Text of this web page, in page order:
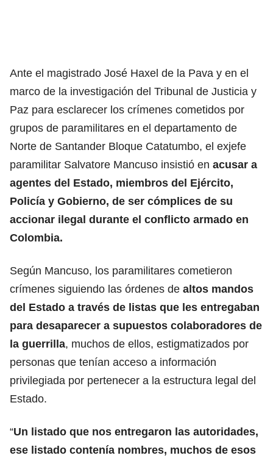
Ante el magistrado José Haxel de la Pava y en el
marco de la investigación del Tribunal de Justicia y
Paz para esclarecer los crímenes cometidos por
grupos de paramilitares en el departamento de
Norte de Santander Bloque Catatumbo, el exjefe
paramilitar Salvatore Mancuso insistió en acusar a
agentes del Estado, miembros del Ejército,
Policía y Gobierno, de ser cómplices de su
accionar ilegal durante el conflicto armado en
Colombia.
Según Mancuso, los paramilitares cometieron
crímenes siguiendo las órdenes de altos mandos
del Estado a través de listas que les entregaban
para desaparecer a supuestos colaboradores de
la guerrilla, muchos de ellos, estigmatizados por
personas que tenían acceso a información
privilegiada por pertenecer a la estructura legal del
Estado.
“Un listado que nos entregaron las autoridades,
ese listado contenía nombres, muchos de esos